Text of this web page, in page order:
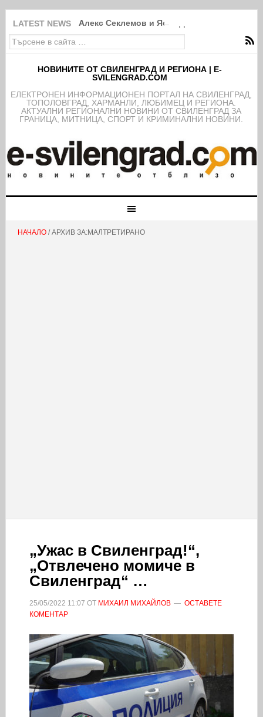
LATEST NEWS Алекс Секлемов и Ясен Димов са новите
НОВИНИТЕ ОТ СВИЛЕНГРАД И РЕГИОНА | E-
SVILENGRAD.COM
EЛЕКТРОНЕН ИНФОРМАЦИОНЕН ПОРТАЛ НА СВИЛЕНГРАД,
ТОПОЛОВГРАД, ХАРМАНЛИ, ЛЮБИМЕЦ И РЕГИОНА.
АКТУАЛНИ РЕГИОНАЛНИ НОВИНИ ОТ СВИЛЕНГРАД ЗА
ГРАНИЦА, МИТНИЦА, СПОРТ И КРИМИНАЛНИ НОВИНИ.
НАЧАЛО/ АРХИВ ЗА:МАЛТРЕТИРАНО
„Ужас в Свиленград!“,
„Отвлечено момиче в
Свиленград“ …
25/05/2022 11:07 ОТ МИХАИЛ МИХАЙЛОВ
ОСТАВЕТЕ
КОМЕНТАР